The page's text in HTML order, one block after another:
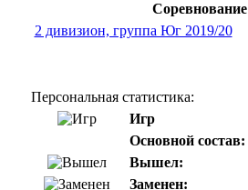
Соревнование
2 дивизион, группа Юг 2019/20
Персональная статистика:
Игр
Основной состав:
Вышел:
Заменен: